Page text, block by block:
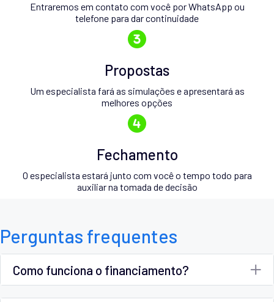
Entraremos em contato com você por WhatsApp ou
telefone para dar continuidade
Propostas
Um especialista fará as simulações e apresentará as
melhores opções
Fechamento
O especialista estará junto com você o tempo todo para
auxiliar na tomada de decisão
Perguntas frequentes
Como funciona o financiamento?